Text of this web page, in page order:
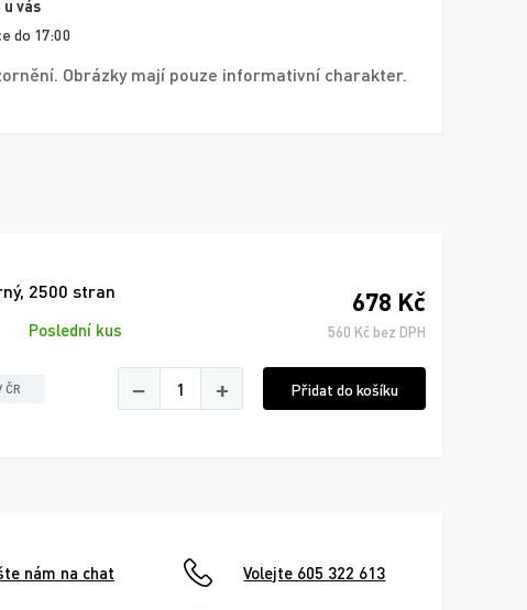
vás
do 17:00
Obrázky mají pouze informativní charakter.
2500 stran
Poslední kus
678 Kč
560 Kč bez DPH
ČR − + Přidat do košíku
nám na chat Volejte 605 322 613